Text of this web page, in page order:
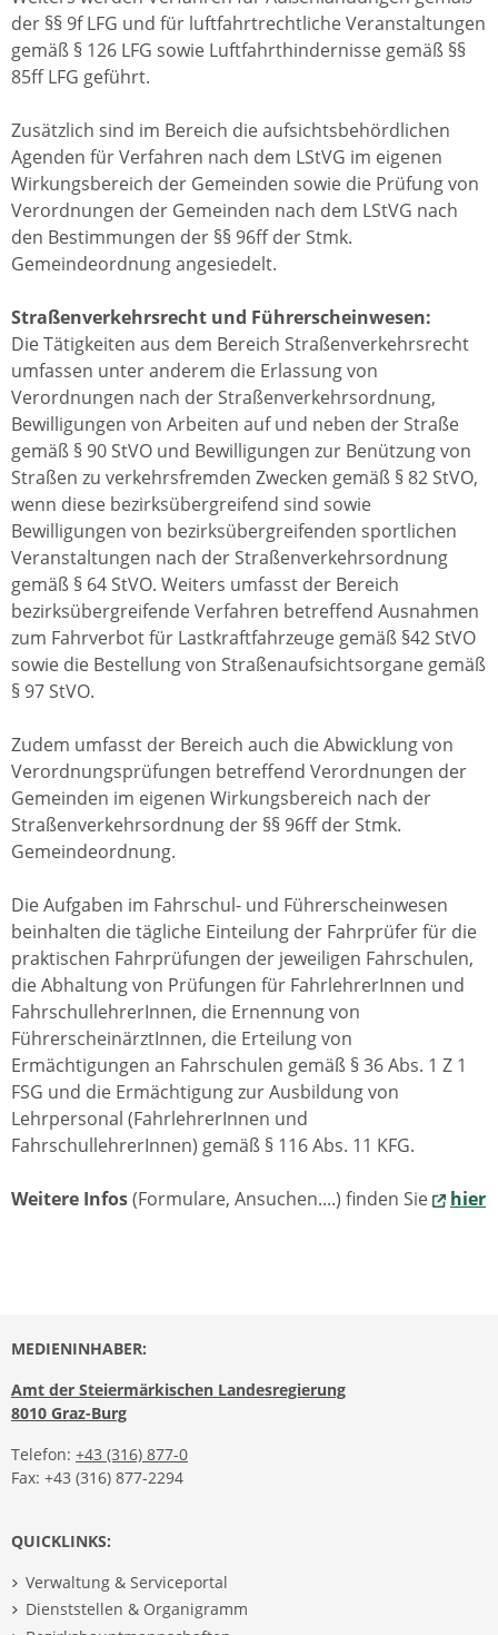
der §§ 9f LFG und für luftfahrtrechtliche Veranstaltungen
gemäß § 126 LFG sowie Luftfahrthindernisse gemäß §§
85ff LFG geführt.
Zusätzlich sind im Bereich die aufsichtsbehördlichen
Agenden für Verfahren nach dem LStVG im eigenen
Wirkungsbereich der Gemeinden sowie die Prüfung von
Verordnungen der Gemeinden nach dem LStVG nach
den Bestimmungen der §§ 96ff der Stmk.
Gemeindeordnung angesiedelt.
Straßenverkehrsrecht und Führerscheinwesen:
Die Tätigkeiten aus dem Bereich Straßenverkehrsrecht
umfassen unter anderem die Erlassung von
Verordnungen nach der Straßenverkehrsordnung,
Bewilligungen von Arbeiten auf und neben der Straße
gemäß § 90 StVO und Bewilligungen zur Benützung von
Straßen zu verkehrsfremden Zwecken gemäß § 82 StVO,
wenn diese bezirksübergreifend sind sowie
Bewilligungen von bezirksübergreifenden sportlichen
Veranstaltungen nach der Straßenverkehrsordnung
gemäß § 64 StVO. Weiters umfasst der Bereich
bezirksübergreifende Verfahren betreffend Ausnahmen
zum Fahrverbot für Lastkraftfahrzeuge gemäß §42 StVO
sowie die Bestellung von Straßenaufsichtsorgane gemäß
§ 97 StVO.
Zudem umfasst der Bereich auch die Abwicklung von
Verordnungsprüfungen betreffend Verordnungen der
Gemeinden im eigenen Wirkungsbereich nach der
Straßenverkehrsordnung der §§ 96ff der Stmk.
Gemeindeordnung.
Die Aufgaben im Fahrschul- und Führerscheinwesen
beinhalten die tägliche Einteilung der Fahrprüfer für die
praktischen Fahrprüfungen der jeweiligen Fahrschulen,
die Abhaltung von Prüfungen für FahrlehrerInnen und
FahrschullehrerInnen, die Ernennung von
FührerscheinärztInnen, die Erteilung von
Ermächtigungen an Fahrschulen gemäß § 36 Abs. 1 Z 1
FSG und die Ermächtigung zur Ausbildung von
Lehrpersonal (FahrlehrerInnen und
FahrschullehrerInnen) gemäß § 116 Abs. 11 KFG.
Weitere Infos(Formulare, Ansuchen....) finden Sie hier
MEDIENINHABER:
Amt der Steiermärkischen Landesregierung
8010 Graz-Burg
Telefon: +43 (316) 877-0
Fax: +43 (316) 877-2294
QUICKLINKS:
Verwaltung & Serviceportal
Dienststellen & Organigramm